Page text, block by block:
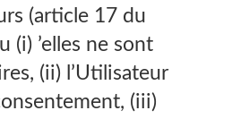
(article 17 du
(i) ’elles ne sont
(ii) l’Utilisateur
(iii)